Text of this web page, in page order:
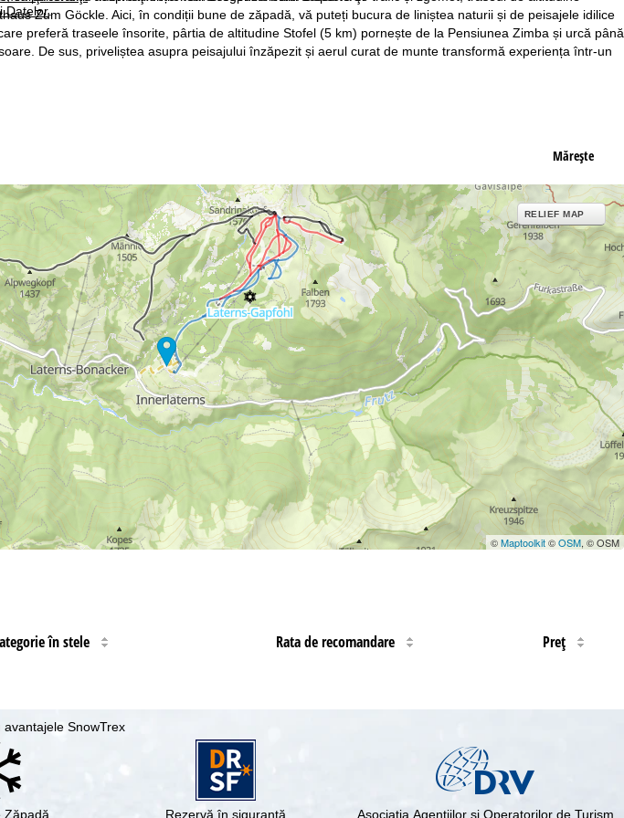
Datelor.
Asistenţă
Zum Göckle. Aici, în condiții bune de zăpadă, vă puteți bucura de liniștea naturii și de peisajele idilice
preferă traseele însorite, pârtia de altitudine Stofel (5 km) pornește de la Pensiunea Zimba și urcă până
De sus, priveliștea asupra peisajului înzăpezit și aerul curat de munte transformă experiența într-un
Măreşte
RELIEF MAP
©Maptoolkit©OSM, © OSM
în stele Rata de recomandare Preţ
SnowTrex
Zăpadă Rezervă în siguranţă Asociaţia Agenţiilor şi Operatorilor de Turism